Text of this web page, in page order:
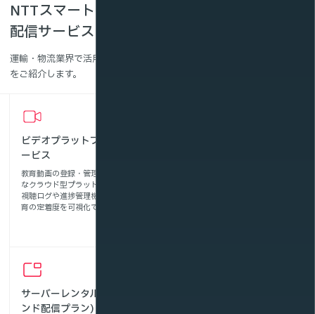
NTTスマートコネクトの運輸・物流向け動画
配信サービス
運輸・物流業界で活用できるNTTスマートコネクトの動画配信サービス
をご紹介します。
ビデオプラットフォームサ
ービス
教育動画の登録・管理・配信が可能
なクラウド型プラットフォーム。
視聴ログや進捗管理機能により、教
育の定着度を可視化できます。
サーバーレンタル(オンデマ
ンド配信プラン)